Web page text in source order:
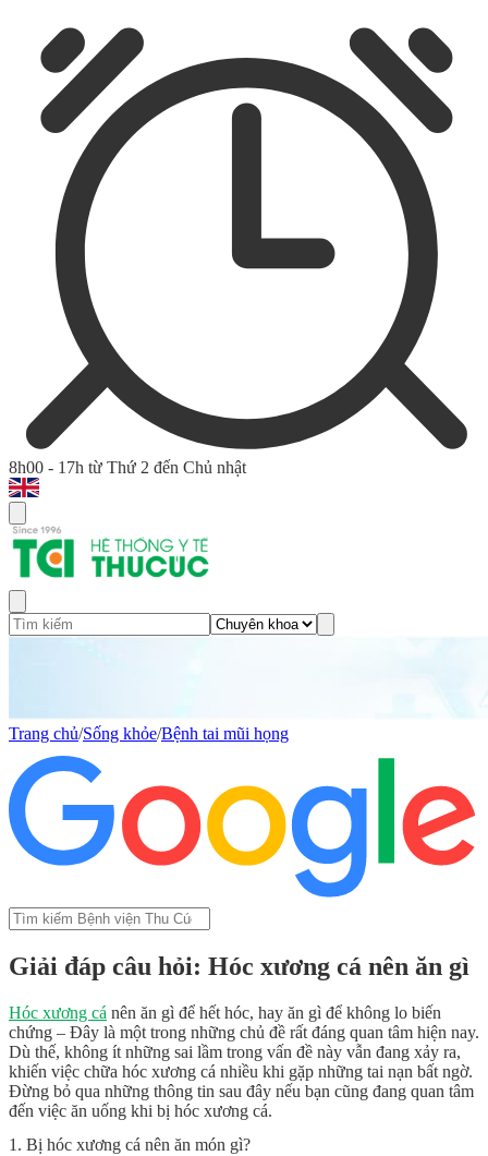
8h00 - 17h từ Thứ 2 đến Chủ nhật
Trang chủ/Sống khỏe/Bệnh tai mũi họng
Giải đáp câu hỏi: Hóc xương cá nên ăn gì
Hóc xương cá nên ăn gì để hết hóc, hay ăn gì để không lo biến
chứng – Đây là một trong những chủ đề rất đáng quan tâm hiện nay.
Dù thế, không ít những sai lầm trong vấn đề này vẫn đang xảy ra,
khiến việc chữa hóc xương cá nhiều khi gặp những tai nạn bất ngờ.
Đừng bỏ qua những thông tin sau đây nếu bạn cũng đang quan tâm
đến việc ăn uống khi bị hóc xương cá.
1. Bị hóc xương cá nên ăn món gì?